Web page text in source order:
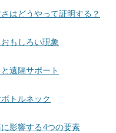
はどうやって証明する？
もしろい現象
遠隔サポート
トルネック
影響する4つの要素